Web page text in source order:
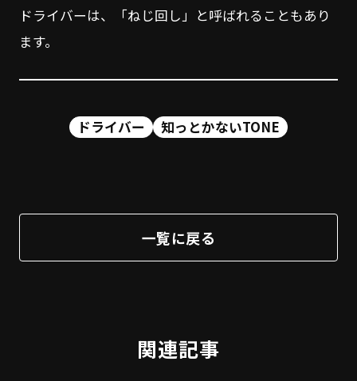
ドライバーは、「ねじ回し」と呼ばれることもあり
ます。
ドライバー 知っとかないTONE
一覧に戻る
関連記事